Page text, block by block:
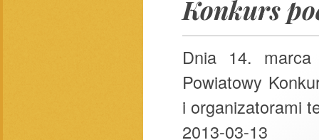
Konkurs
Dnia 14.
Powiatowy
i organizatorami
2013-03-13